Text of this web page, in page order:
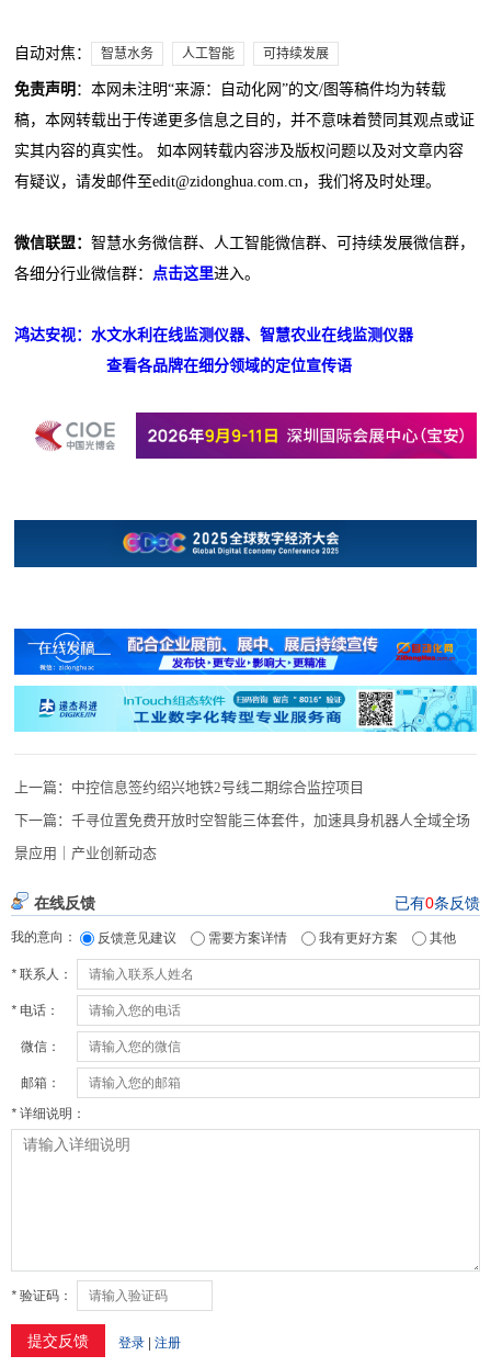
自动对焦： 智慧水务 人工智能 可持续发展
免责声明 ：本网未注明“来源：自动化网”的文/图等稿件均为转载
稿，本网转载出于传递更多信息之目的，并不意味着赞同其观点或证
实其内容的真实性。 如本网转载内容涉及版权问题以及对文章内容
有疑议，请发邮件至edit@zidonghua.com.cn，我们将及时处理。
微信联盟：智慧水务微信群、人工智能微信群、可持续发展微信群，
各细分行业微信群： 点击这里进入。
鸿达安视：水文水利在线监测仪器、智慧农业在线监测仪器
查看各品牌在细分领域的定位宣传语
上一篇： 中控信息签约绍兴地铁2号线二期综合监控项目
下一篇：千寻位置免费开放时空智能三体套件，加速具身机器人全域全场
景应用｜产业创新动态